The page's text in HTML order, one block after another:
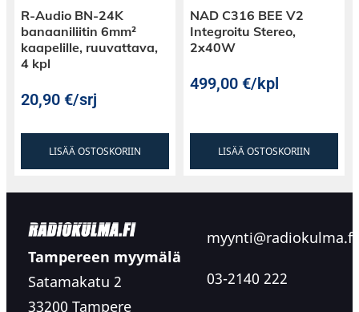
R-Audio BN-24K
banaaniliitin 6mm²
kaapelille, ruuvattava,
4 kpl
20,90€/srj
LISÄÄ OSTOSKORIIN
NAD C316 BEE V2
Integroitu Stereo,
2x40W
499,00€/kpl
LISÄÄ OSTOSKORIIN
Tampereen myymälä
Satamakatu 2
33200 Tampere
myynti@radiokulma.fi
03-2140 222